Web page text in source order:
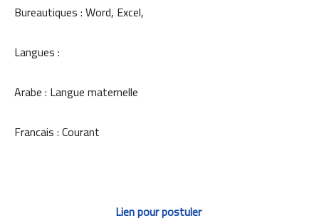
Bureautiques : Word, Excel,
Langues :
Arabe : Langue maternelle
Francais : Courant
Lien pour postuler